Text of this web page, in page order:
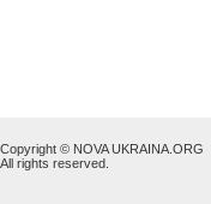
Copyright © NOVA UKRAINA.ORG
All rights reserved.